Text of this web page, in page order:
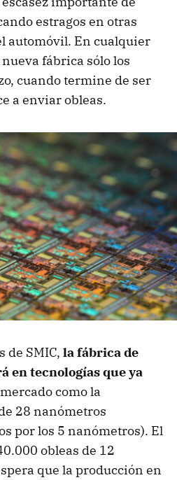
estragos en otras
automóvil. En cualquier
fábrica sólo los
cuando termine de ser
a enviar obleas.
de SMIC, la fábrica de
en tecnologías que ya
como la
28 nanómetros
por los 5 nanómetros). El
obleas de 12
que la producción en